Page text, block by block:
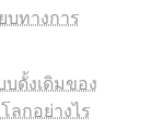
บทางการ
ดั้งเดิมของ
ลกอย่างไร